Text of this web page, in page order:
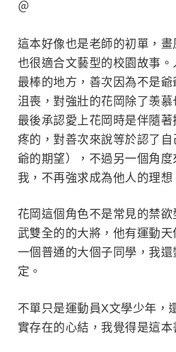
＠
這本好像也是老師的初單，畫
也很適合文藝型的校園故事
最棒的地方，善次因為不是
沮喪，對強壯的花岡除了羡
最後承認愛上花岡時是伴隨
疼的，對善次來說等於認了
爺的期望），不過另一個角
我，不再強求成為他人的理想
花岡這個角色不是常見的禁
武雙全的的大將，他有運動
一個普通的大個子同學，我
定。
不單只是運動員X文學少年，
實存在的心結，我覺得是這本